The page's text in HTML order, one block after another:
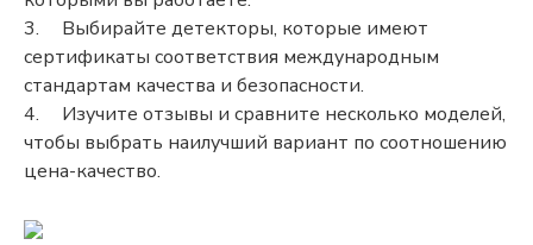
3.
Выбирайте детекторы, которые имеют
сертификаты соответствия международным
стандартам качества и безопасности.
4.
Изучите отзывы и сравните несколько моделей,
чтобы выбрать наилучший вариант по соотношению
цена-качество.